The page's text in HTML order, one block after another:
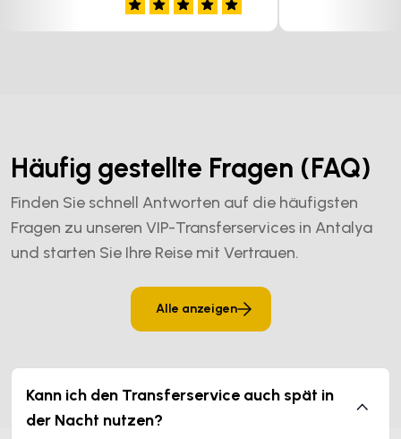
Häufig gestellte Fragen (FAQ)
Finden Sie schnell Antworten auf die häufigsten
Fragen zu unseren VIP-Transferservices in Antalya
und starten Sie Ihre Reise mit Vertrauen.
Alle anzeigen
Kann ich den Transferservice auch spät in
der Nacht nutzen?